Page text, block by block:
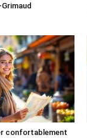
confortablement